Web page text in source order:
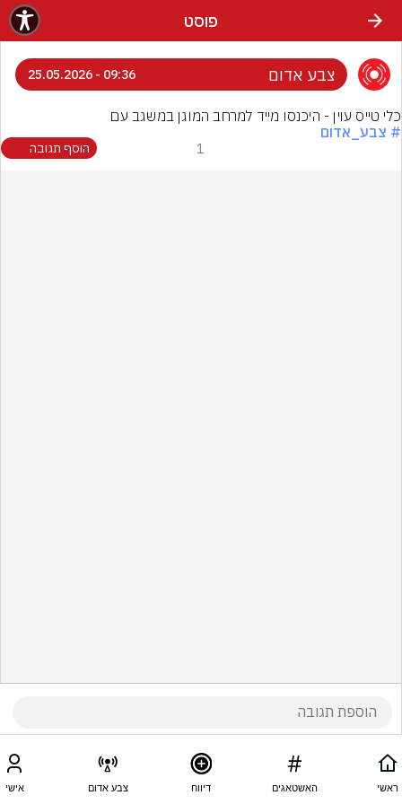
פוסט
צבע אדום 09:36 - 25.05.2026
כלי טייס עוין - היכנסו מייד למרחב המוגן במשגב עם
# צבע_אדום
1 הוסף תגובה
ראשי האשטאגים דיווח צבע אדום אישי